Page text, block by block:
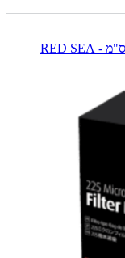
גרב מיקרונית 225 מיקרון רד סי קוטר 10 ס"מ - RED SEA